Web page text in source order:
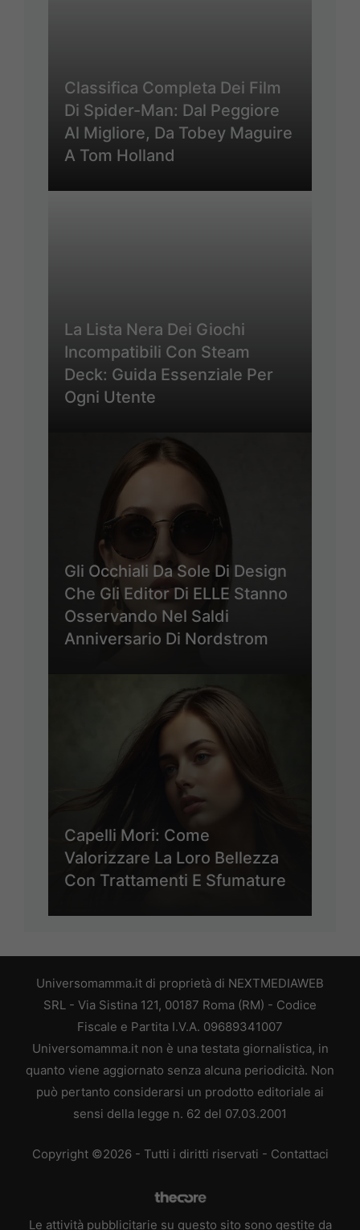
Classifica Completa Dei Film
Di Spider-Man: Dal Peggiore
Al Migliore, Da Tobey Maguire
A Tom Holland
La Lista Nera Dei Giochi
Incompatibili Con Steam
Deck: Guida Essenziale Per
Ogni Utente
Gli Occhiali Da Sole Di Design
Che Gli Editor Di ELLE Stanno
Osservando Nel Saldi
Anniversario Di Nordstrom
Capelli Mori: Come
Valorizzare La Loro Bellezza
Con Trattamenti E Sfumature
Universomamma.it di proprietà di NEXTMEDIAWEB
SRL - Via Sistina 121, 00187 Roma (RM) - Codice
Fiscale e Partita I.V.A. 09689341007
Universomamma.it non è una testata giornalistica, in
quanto viene aggiornato senza alcuna periodicità. Non
può pertanto considerarsi un prodotto editoriale ai
sensi della legge n. 62 del 07.03.2001
Copyright ©2026 - Tutti i diritti riservati - Contattaci
Le attività pubblicitarie su questo sito sono gestite da